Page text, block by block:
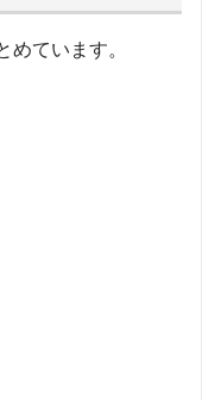
めています。